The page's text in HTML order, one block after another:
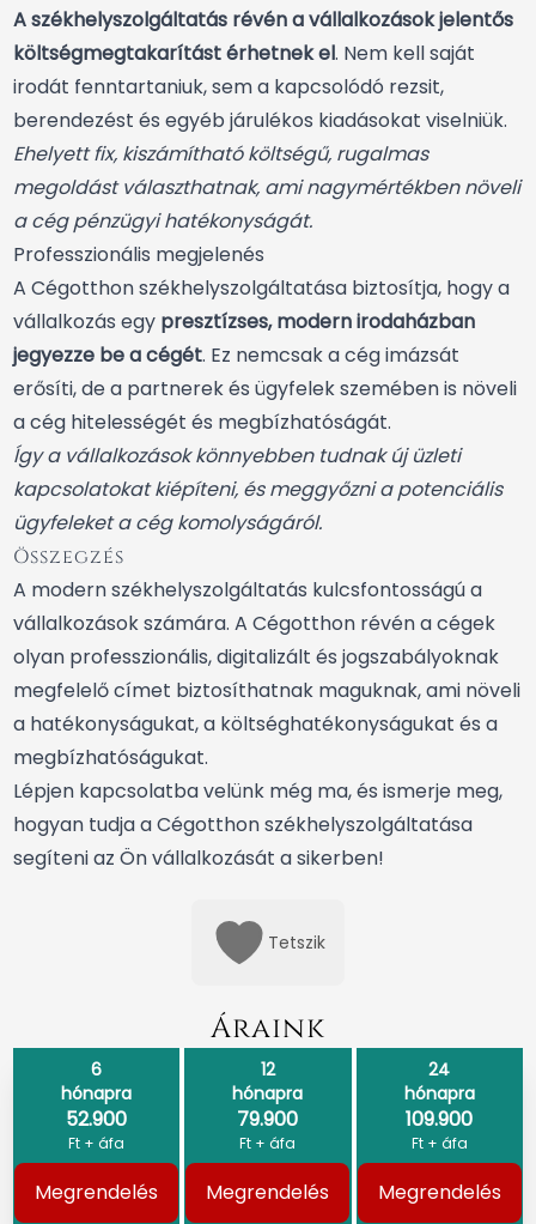
A székhelyszolgáltatás révén a vállalkozások jelentős
költségmegtakarítást érhetnek el. Nem kell saját
irodát fenntartaniuk, sem a kapcsolódó rezsit,
berendezést és egyéb járulékos kiadásokat viselniük.
Ehelyett fix, kiszámítható költségű, rugalmas
megoldást választhatnak, ami nagymértékben növeli
a cég pénzügyi hatékonyságát.
Professzionális megjelenés
A Cégotthon székhelyszolgáltatása biztosítja, hogy a
vállalkozás egy presztízses, modern irodaházban
jegyezze be a cégét. Ez nemcsak a cég imázsát
erősíti, de a partnerek és ügyfelek szemében is növeli
a cég hitelességét és megbízhatóságát.
Így a vállalkozások könnyebben tudnak új üzleti
kapcsolatokat kiépíteni, és meggyőzni a potenciális
ügyfeleket a cég komolyságáról.
Összegzés
A modern székhelyszolgáltatás kulcsfontosságú a
vállalkozások számára. A Cégotthon révén a cégek
olyan professzionális, digitalizált és jogszabályoknak
megfelelő címet biztosíthatnak maguknak, ami növeli
a hatékonyságukat, a költséghatékonyságukat és a
megbízhatóságukat.
Lépjen kapcsolatba velünk még ma, és ismerje meg,
hogyan tudja a Cégotthon székhelyszolgáltatása
segíteni az Ön vállalkozását a sikerben!
Tetszik
Áraink
6
hónapra
52.900
Ft + áfa
Megrendelés
12
hónapra
79.900
Ft + áfa
Megrendelés
24
hónapra
109.900
Ft + áfa
Megrendelés